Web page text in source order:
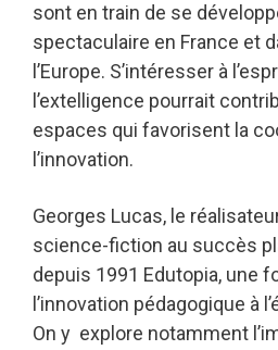
sont en train de se
spectaculaire en France et
l’Europe. S’intéresser à
l’extelligence pourrait
espaces qui favorisent la
l’innovation.
Georges Lucas, le
science-fiction au succès
depuis 1991 Edutopia, une
l’innovation pédagogique à
On y explore notamment